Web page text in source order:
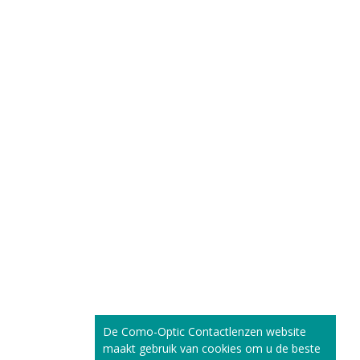
De Como-Optic Contactlenzen website
maakt gebruik van cookies om u de beste